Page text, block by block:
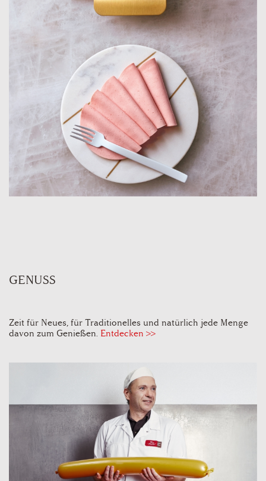
GENUSS
Zeit für Neues, für Traditionelles und natürlich jede Menge
davon zum Genießen. Entdecken >>